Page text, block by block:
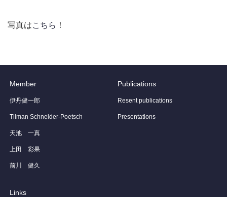
写真はこちら ！
Member
伊丹健一郎
Tilman Schneider-Poetsch
天池 一真
上田 彩果
前川 健久
Publications
Resent publications
Presentations
Links